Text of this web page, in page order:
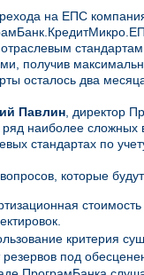
на ЕПС
получив
осталось два
Павлин, директор
ряд наиболее
стандартах по
которые
критерия
резервов под